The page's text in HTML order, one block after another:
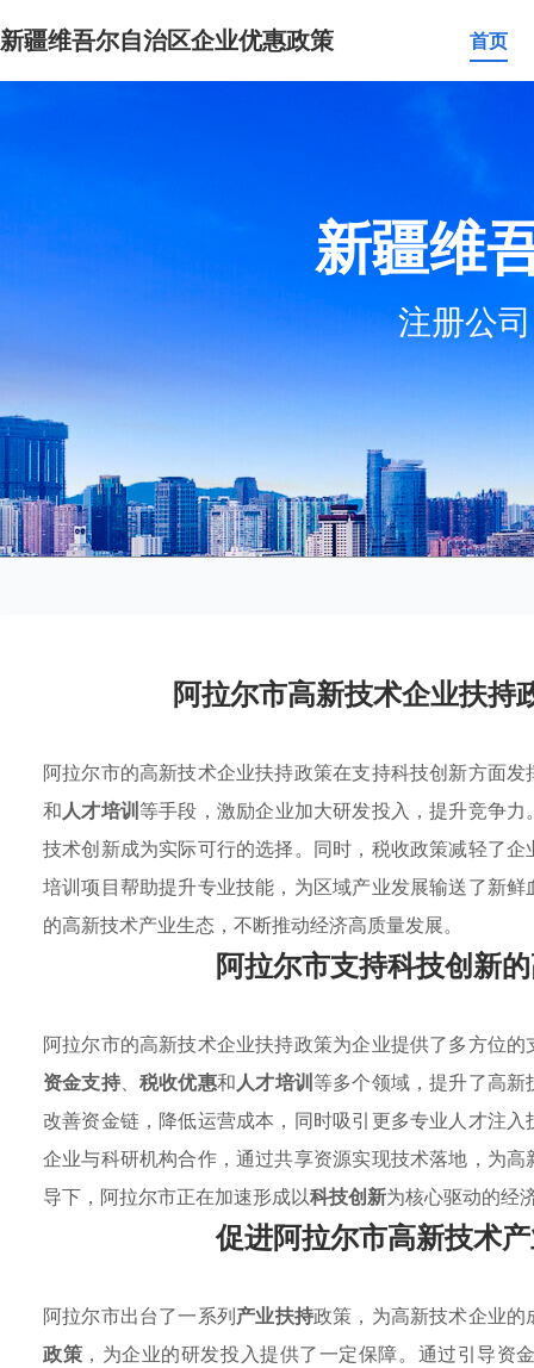
新疆维吾尔自治区企业优惠政策 首页
新疆维
注册公
阿拉尔市高新技术企业扶持
阿拉尔市的高新技术企业扶持政策在支持科技创新方面
和人才培训等手段，激励企业加大研发投入，提升竞争
技术创新成为实际可行的选择。同时，税收政策减轻了
培训项目帮助提升专业技能，为区域产业发展输送了新
的高新技术产业生态，不断推动经济高质量发展。
阿拉尔市支持科技创新
阿拉尔市的高新技术企业扶持政策为企业提供了多方位
资金支持、税收优惠和人才培训等多个领域，提升了高
改善资金链，降低运营成本，同时吸引更多专业人才注
企业与科研机构合作，通过共享资源实现技术落地，为
导下，阿拉尔市正在加速形成以科技创新为核心驱动的经
促进阿拉尔市高新技术
阿拉尔市出台了一系列产业扶持政策，为高新技术企业
政策 ，为企业的研发投入提供了一定保障。通过引导